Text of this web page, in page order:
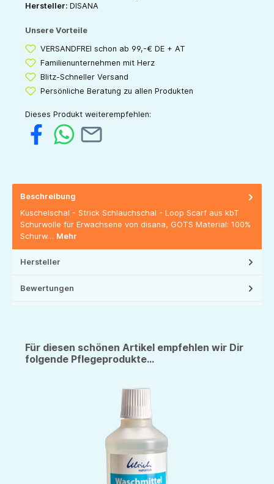
Hersteller: DISANA
Unsere Vorteile
VERSANDFREI schon ab 99,-€ DE + AT
Familienunternehmen mit Herz
Blitz-Schneller Versand
Persönliche Beratung zu allen Produkten
Dieses Produkt weiterempfehlen:
Beschreibung
Kuschelschal - Strick Schlauchschal - Loop Scarf aus kbT
Schurwolle für Erwachsene von disana, GOTS Material: 100%
Schurw… Mehr
Hersteller
Bewertungen
Für diesen schönen Artikel empfehlen wir Dir
folgende Pflegeprodukte...